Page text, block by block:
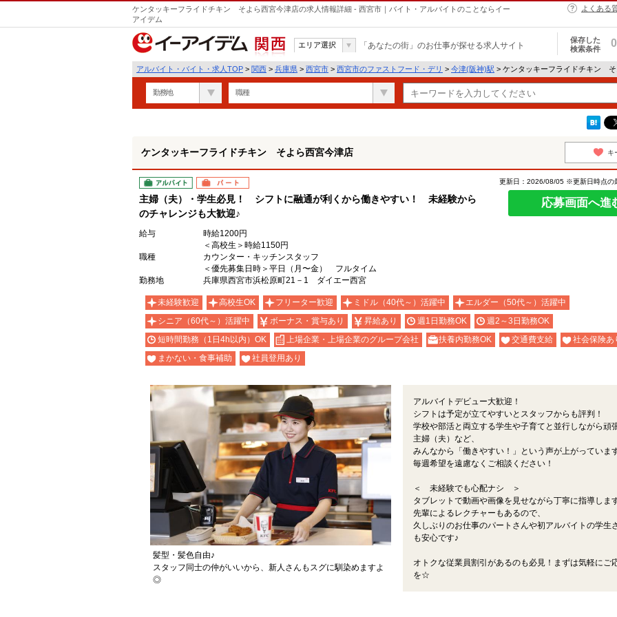
ケンタッキーフライドチキン そよら西宮今津店の求人情報詳細 - 西宮市｜バイト・アルバイトのことならイー
アイデム
よくある
関西
エリア選択 「あなたの街」のお仕事が探せる求人サイト
保存した
検索条件
0
アルバイト・バイト・求人TOP > 関西 > 兵庫県 > 西宮市 > 西宮市のファストフード・デリ > 今津(阪神)駅 > ケンタッキーフライドチキン
勤務地 職種
ケンタッキーフライドチキン そよら西宮今津店 キ
アルバイト パート
主婦（夫）・学生必見！ シフトに融通が利くから働きやすい！ 未経験から
のチャレンジも大歓迎♪
更新日：2026/08/05 ※更新日時点の
応募画面へ進
給与
時給1200円
＜高校生＞時給1150円
職種
カウンター・キッチンスタッフ
＜優先募集日時＞平日（月〜金） フルタイム
勤務地
兵庫県西宮市浜松原町21－1 ダイエー西宮
未経験歓迎 高校生OK フリーター歓迎 ミドル（40代～）活躍中
エルダー（50代～）活躍中
シニア（60代～）活躍中
ボーナス・賞与あり 昇給あり 週1日勤務OK
週2～3日勤務OK
短時間勤務（1日4h以内）OK
上場企業・上場企業のグループ会社 扶養内勤務OK 交通費支給
社会保険あ
まかない・食事補助
社員登用あり
髪型・髪色自由♪
スタッフ同士の仲がいいから、新人さんもスグに馴染めますよ
◎
アルバイトデビュー大歓迎！
シフトは予定が立てやすいとスタッフからも評判！
学校や部活と両立する学生や子育てと並行しながら頑
主婦（夫）など、
みんなから「働きやすい！」という声が上がっていま
毎週希望を遠慮なくご相談ください！
＜ 未経験でも心配ナシ ＞
タブレットで動画や画像を見せながら丁寧に指導しま
先輩によるレクチャーもあるので、
久しぶりのお仕事のパートさんや初アルバイトの学生
も安心です♪
オトクな従業員割引があるのも必見！まずは気軽にご
を☆